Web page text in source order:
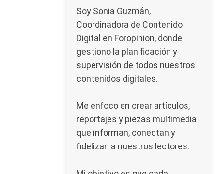
Soy Sonia Guzmán,
Coordinadora de Contenido
Digital en Foropinion, donde
gestiono la planificación y
supervisión de todos nuestros
contenidos digitales.
Me enfoco en crear artículos,
reportajes y piezas multimedia
que informan, conectan y
fidelizan a nuestros lectores.